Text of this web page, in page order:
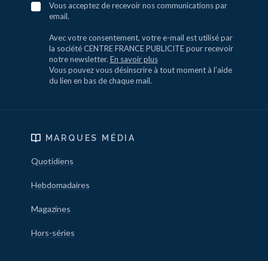
Vous acceptez de recevoir nos communications par
email.
Avec votre consentement, votre e-mail est utilisé par
la société CENTRE FRANCE PUBLICITE pour recevoir
notre newsletter. En savoir plus
Vous pouvez vous désinscrire à tout moment à l’aide
du lien en bas de chaque mail.
MARQUES MÉDIA
Quotidiens
Hebdomadaires
Magazines
Hors-séries